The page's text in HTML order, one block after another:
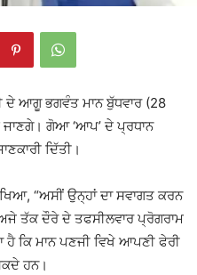
ਦੇ ਆਗੂ ਭਗਵੰਤ ਮਾਨ ਬੁੱਧਵਾਰ (28
ਗੋਆ ‘ਆਪ’ ਦੇ ਪ੍ਰਧਾਨ
ਦਿੱਤੀ।
“ਅਸੀਂ ਉਨ੍ਹਾਂ ਦਾ ਸਵਾਗਤ ਕਰਨ
ਤੱਕ ਦੌਰੇ ਦੇ ਤਫਸੀਲਵਾਰ ਪ੍ਰੋਗਰਾਮ
ਹੈ ਕਿ ਮਾਨ ਪਣਜੀ ਵਿਖੇ ਆਪਣੀ ਫੇਰੀ
ਹਨ।